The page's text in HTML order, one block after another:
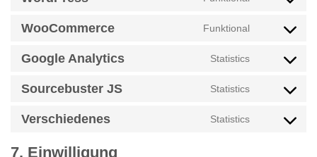
Consent
service
WooCommerce Funktional
Consent
service
Google Analytics Statistics
Consent
service
analytics
Sourcebuster JS Statistics
Consent
service
Verschiedenes Statistics
Consent
7. Einwilligung